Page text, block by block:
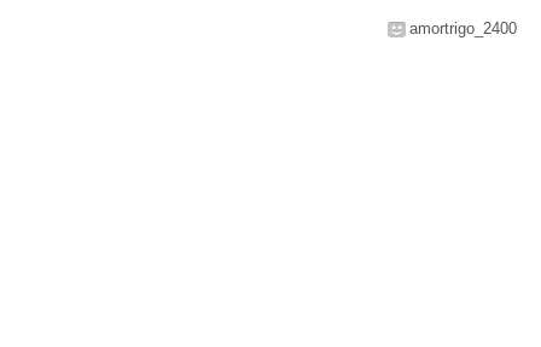
amortrigo_2400